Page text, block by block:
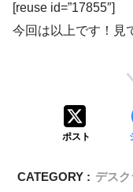
[reuse id=”17855″]
今回は以上です！見
ポスト
CATEGORY : デスク